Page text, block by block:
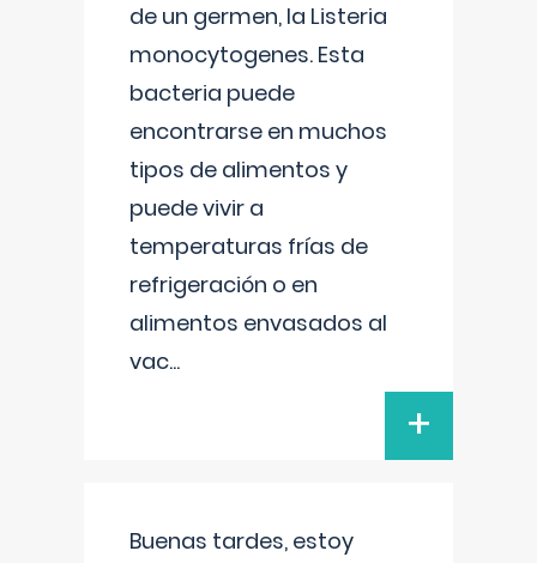
de un germen, la Listeria
monocytogenes. Esta
bacteria puede
encontrarse en muchos
tipos de alimentos y
puede vivir a
temperaturas frías de
refrigeración o en
alimentos envasados al
vac...
+
Buenas tardes, estoy